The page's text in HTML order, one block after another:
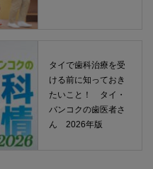
タイで歯科治療を受
ける前に知っておき
たいこと！ タイ・
バンコクの歯医者さ
ん 2026年版